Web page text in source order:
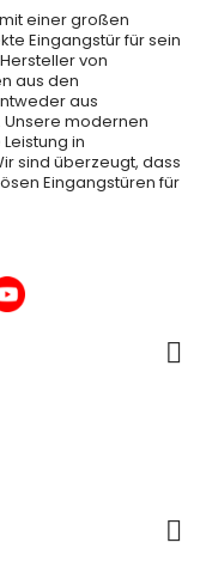
einer großen
Eingangstür für sein
von
aus den
aus
modernen
in
sind überzeugt, dass
Eingangstüren für